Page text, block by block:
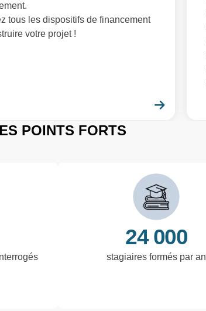
tous les dispositifs de financement
votre projet !
POINTS FORTS
24 000
stagiaires formés par an